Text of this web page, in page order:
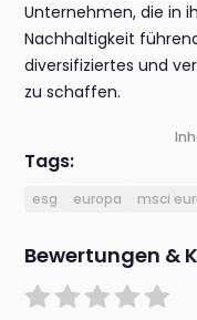
Unternehmen, die in
Nachhaltigkeit
diversifiziertes und
zu schaffen.
Tags:
esg europa msci
Bewertungen &